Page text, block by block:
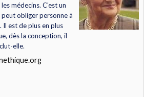
médecins. C'est un
obliger personne à
Il est de plus en plus
dès la conception, il
elle.